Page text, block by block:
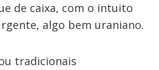
de caixa, com o intuito
algo bem uraniano.
tradicionais